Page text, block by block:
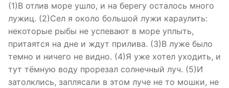
(1)В отлив море ушло, и на берегу осталось много
лужиц. (2)Сел я около большой лужи караулить:
некоторые рыбы не успевают в море уплыть,
притаятся на дне и ждут прилива. (3)В луже было
темно и ничего не видно. (4)Я уже хотел уходить, и
тут тёмную воду прорезал солнечный луч. (5)И
затолклись, заплясали в этом луче не то мошки, не